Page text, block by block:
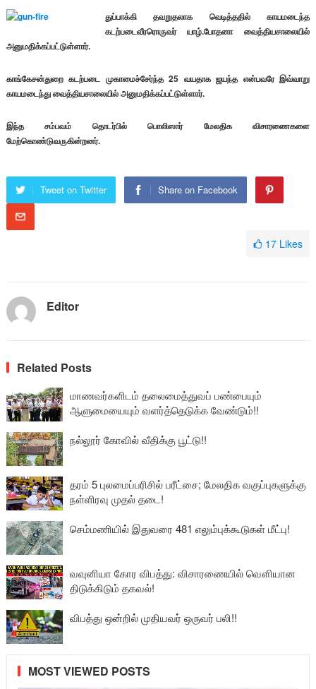
துப்பாக்கி தவறுதலாக வெடித்ததில் காயமடைந்த
கடற்படைவீரரொருவர் யாழ்.போதனா வைத்தியசாலையில்
அனுமதிக்கப்பட்டுள்ளார்.
காங்கேசன்துறை கடற்படை முகாமைச்சேர்ந்த 25 வயதாக ஜயந்த என்பவரே இவ்வாறு
காயமடைந்து வைத்தியசாலையில் அனுமதிக்கப்பட்டுள்ளார்.
இந்த சம்பவம் தொடர்பில் பொலிஸார் மேலதிக விசாரணைகளை
மேற்கொண்டுவருகின்றனர்.
Tweet on Twitter Share on Facebook
17 Likes
Editor
Related Posts
மாணவர்களிடம் தலைமைத்துவப் பண்பையும்
ஆளுமையையும் வளர்த்தெடுக்க வேண்டும்!!
நல்லூர் கோவில் வீதிக்கு பூட்டு!!
தரம் 5 புலமைப்பரிசில் பரீட்சை; மேலதிக வகுப்புகளுக்கு
நள்ளிரவு முதல் தடை!
செம்மணியில் இதுவரை 481 எலும்புக்கூடுகள் மீட்பு!
வவுனியா கோர விபத்து: விசாரணையில் வௌியான
திடுக்கிடும் தகவல்!
விபத்து ஒன்றில் முதியவர் ஒருவர் பலி!!
MOST VIEWED POSTS